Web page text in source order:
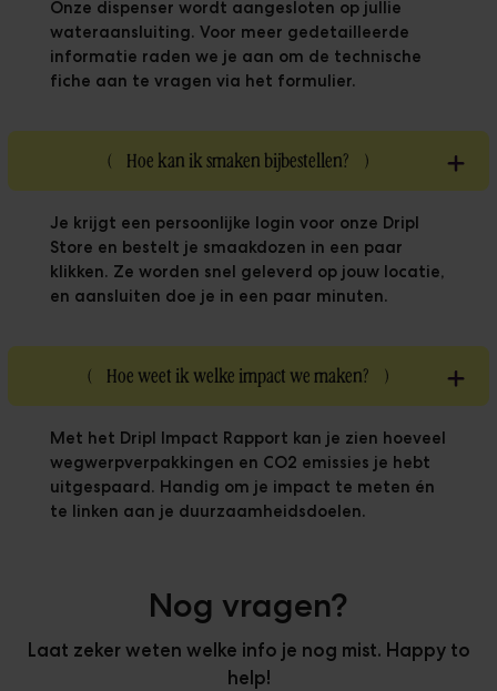
Onze dispenser wordt aangesloten op jullie
wateraansluiting. Voor meer gedetailleerde
informatie raden we je aan om de technische
fiche aan te vragen via het formulier.
( Hoe kan ik smaken bijbestellen? )
Je krijgt een persoonlijke login voor onze Dripl
Store en bestelt je smaakdozen in een paar
klikken. Ze worden snel geleverd op jouw locatie,
en aansluiten doe je in een paar minuten.
( Hoe weet ik welke impact we maken? )
Met het Dripl Impact Rapport kan je zien hoeveel
wegwerpverpakkingen en CO2 emissies je hebt
uitgespaard. Handig om je impact te meten én
te linken aan je duurzaamheidsdoelen.
Nog vragen?
Laat zeker weten welke info je nog mist. Happy to
help!